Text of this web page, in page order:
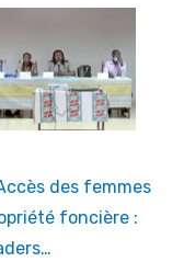
des femmes
foncière :